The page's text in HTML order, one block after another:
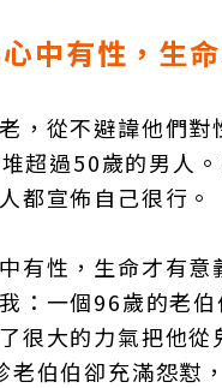
中有性，生
，從不避諱他們對
超過50歲的男人
都宣佈自己很行。
有性，生命才有意
：一個96歲的老
很大的力氣把他從
老伯伯卻充滿怨懟